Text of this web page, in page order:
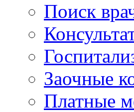
Поиск
Заочные
Платные